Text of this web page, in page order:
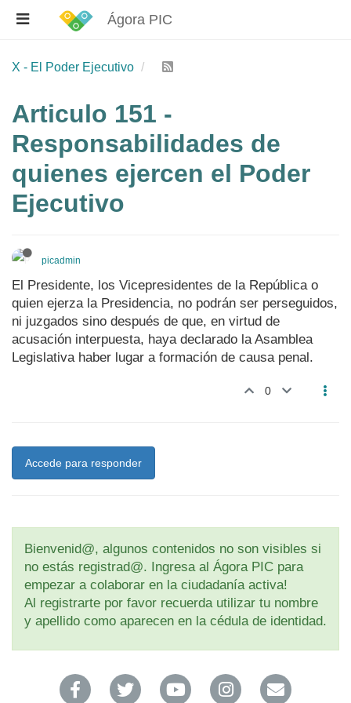
Ágora PIC
X - El Poder Ejecutivo
Articulo 151 -
Responsabilidades de
quienes ejercen el Poder
Ejecutivo
picadmin
El Presidente, los Vicepresidentes de la República o
quien ejerza la Presidencia, no podrán ser perseguidos,
ni juzgados sino después de que, en virtud de
acusación interpuesta, haya declarado la Asamblea
Legislativa haber lugar a formación de causa penal.
0
Accede para responder
Bienvenid@, algunos contenidos no son visibles si
no estás registrad@. Ingresa al Ágora PIC para
empezar a colaborar en la ciudadanía activa!
Al registrarte por favor recuerda utilizar tu nombre
y apellido como aparecen en la cédula de identidad.